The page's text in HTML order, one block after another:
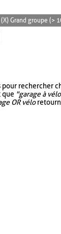
(X) Grand groupe (>
rechercher
que "garage à
OR vélo